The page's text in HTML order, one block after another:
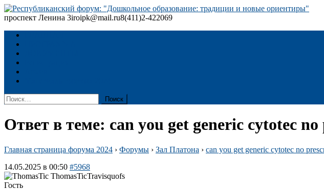
Skip
to
проспект Ленина 3iroipk@mail.ru8(411)2-422069
Найти:
Ответ в теме: can you get generic cytotec
Главная страница форума 2024 › Форумы › Зал Платона › can you get generic cytotec no
14.05.2025 в 00:50 #5968
Travisquofs
Гость